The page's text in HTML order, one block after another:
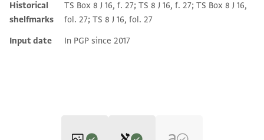
Historical
shelfmarks
TS Box 8 J 16, f. 27; TS 8 J 16, f. 27; TS Box 8 J 16,
fol. 27; TS 8 J 16, fol. 27
Input date
In PGP since 2017